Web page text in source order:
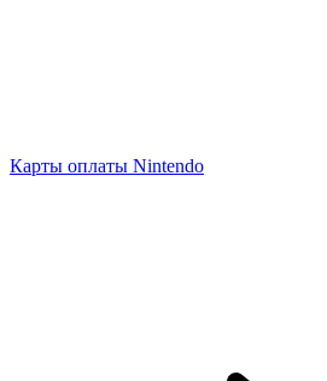
Карты оплаты Nintendo